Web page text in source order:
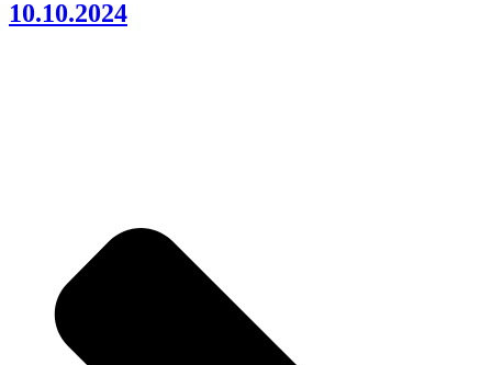
10.10.2024